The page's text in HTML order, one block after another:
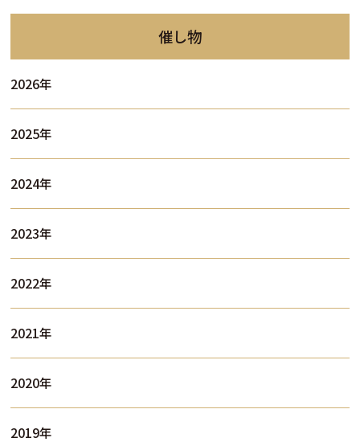
催し物
2026年
2025年
2024年
2023年
2022年
2021年
2020年
2019年